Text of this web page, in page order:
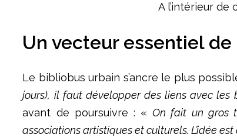
A l’intérieur
Un vecteur essentiel
Le bibliobus urbain s’ancre le plus
jours), il faut développer des liens avec
avant de poursuivre : «On fait un gros
associations artistiques et culturels. L’idée